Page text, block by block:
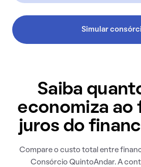
Simular
Saiba
economiza ao
juros do
Compare o custo total entre
Consórcio QuintoAndar. A